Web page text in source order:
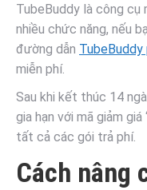
TubeBuddy là công cụ
nhiều chức năng, nếu
đường dẫn
miễn phí.
Sau khi kết thúc 14
gia hạn với mã giảm
tất cả các gói trả phí.
Cách nâng